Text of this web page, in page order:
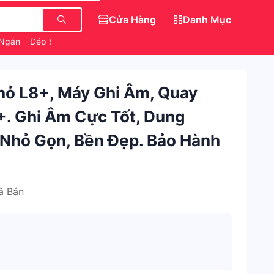
Dép Sục Crocs Hello Kitty
Cửa Hàng Danh Mục
L8+, Máy Ghi Âm, Quay
Ghi Âm Cực Tốt, Dung
Gọn, Bền Đẹp. Bảo Hành
Bán